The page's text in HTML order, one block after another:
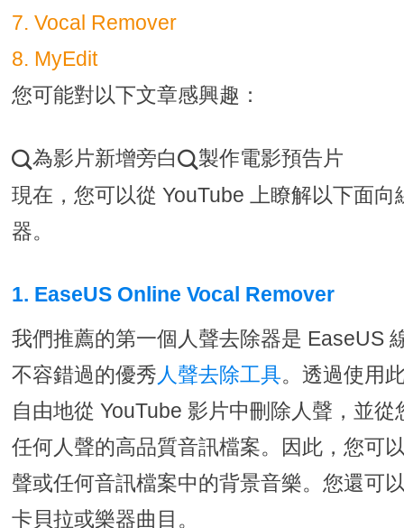
7. Vocal Remover
8. MyEdit
您可能對以下文章感興趣：
為影片新增旁白製作電影預告片
現在，您可以從 YouTube 上瞭解以下面
器。
1. EaseUS Online Vocal Remover
我們推薦的第一個人聲去除器是 EaseUS
不容錯過的優秀人聲去除工具。透過使用
自由地從 YouTube 影片中刪除人聲，並
任何人聲的高品質音訊檔案。因此，您可
聲或任何音訊檔案中的背景音樂。您還可
卡貝拉或樂器曲目。